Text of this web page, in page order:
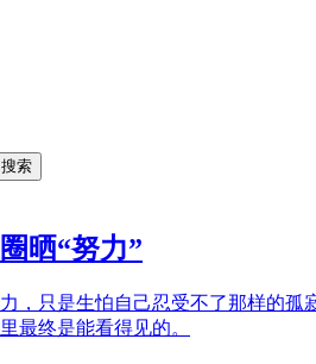
晒“努力”
，只是生怕自己忍受不了那样的
最终是能看得见的。